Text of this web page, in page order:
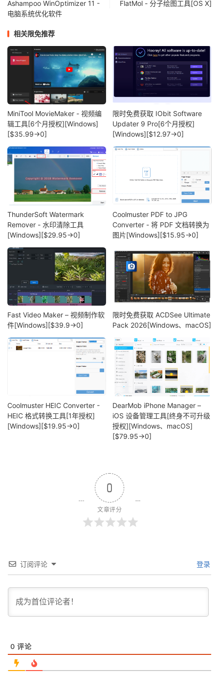
Ashampoo WinOptimizer 11 -
电脑系统优化软件
FlatMol - 分子绘图工具[OS X]
相关限免推荐
MiniTool MovieMaker - 视频编
辑工具[6个月授权][Windows]
[$35.99→0]
限时免费获取 IObit Software
Updater 9 Pro[6个月授权]
[Windows][$12.97→0]
ThunderSoft Watermark
Remover - 水印清除工具
[Windows][$29.95→0]
Coolmuster PDF to JPG
Converter - 将 PDF 文档转换为
图片[Windows][$15.95→0]
Fast Video Maker – 视频制作软
件[Windows][$39.9→0]
限时免费获取 ACDSee Ultimate
Pack 2026[Windows、macOS]
Coolmuster HEIC Converter -
HEIC 格式转换工具[1年授权]
[Windows][$19.95→0]
DearMob iPhone Manager –
iOS 设备管理工具[终身不可升级
授权][Windows、macOS]
[$79.95→0]
0
文章评分
订阅评论 登录
0 评论